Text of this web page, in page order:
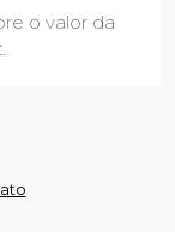
o valor da